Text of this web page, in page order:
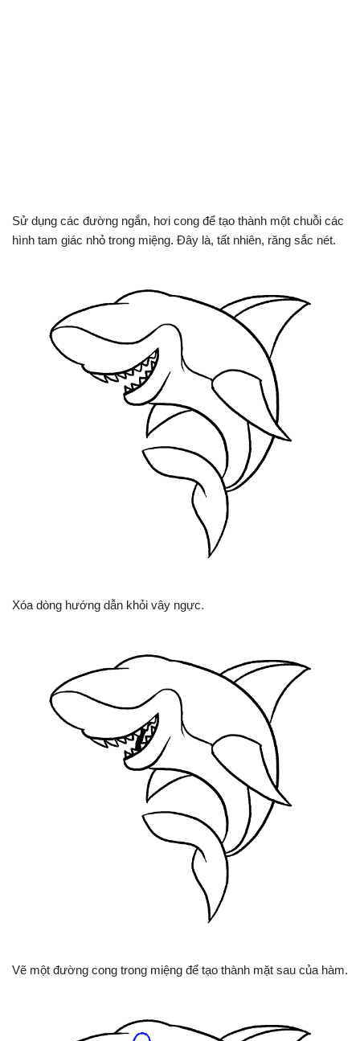
Sử dụng các đường ngắn, hơi cong để tạo thành một chuỗi các
hình tam giác nhỏ trong miệng. Đây là, tất nhiên, răng sắc nét.
Xóa dòng hướng dẫn khỏi vây ngực.
Vẽ một đường cong trong miệng để tạo thành mặt sau của hàm.